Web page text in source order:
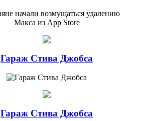
Гараж Стива Джобса
Гараж Стива Джобса